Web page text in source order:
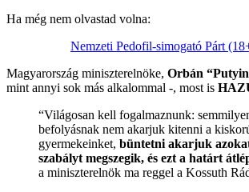
Ha még nem olvastad volna:
Nemzeti Pedofil-simogató Párt
Magyarország miniszterelnöke, Orbán
mint annyi sok más alkalommal -, most is
“Világosan kell fogalmaznunk:
befolyásnak nem akarjuk kitenni a
gyermekeinket, büntetni akarjuk
szabályt megszegik, és ezt a határt
a miniszterelnök ma reggel a Kossuth